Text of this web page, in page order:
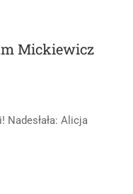
Mickiewicz
Alicja